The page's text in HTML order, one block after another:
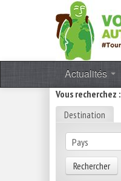
Actualités
Vous recherchez :
Destination
Rechercher